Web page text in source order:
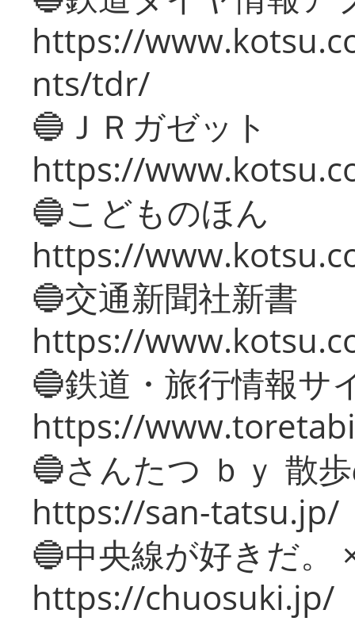
https://
nts/tdr/
🔵ＪＲガゼット
https://
🔵こどものほん
https://
🔵交通新聞社新書
https://
🔵鉄道・旅行情報サ
https://
🔵さんたつ ｂｙ 散
https://san-tatsu.jp/
🔵中央線が好きだ。
https://chuosuki.jp/